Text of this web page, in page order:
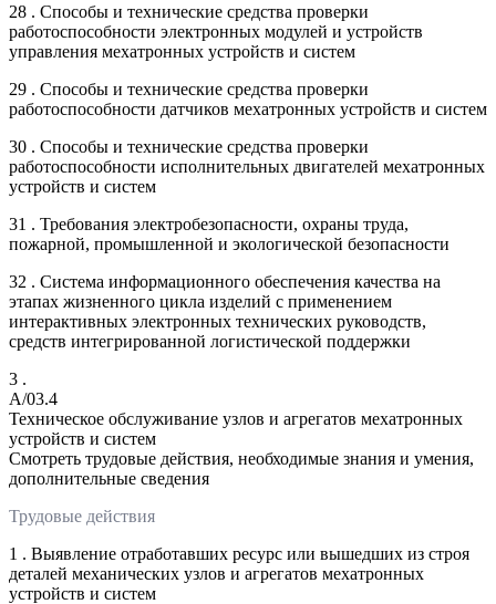
28 . Способы и технические средства проверки
работоспособности электронных модулей и устройств
управления мехатронных устройств и систем
29 . Способы и технические средства проверки
работоспособности датчиков мехатронных устройств и систем
30 . Способы и технические средства проверки
работоспособности исполнительных двигателей мехатронных
устройств и систем
31 . Требования электробезопасности, охраны труда,
пожарной, промышленной и экологической безопасности
32 . Система информационного обеспечения качества на
этапах жизненного цикла изделий с применением
интерактивных электронных технических руководств,
средств интегрированной логистической поддержки
3 .
A/03.4
Техническое обслуживание узлов и агрегатов мехатронных
устройств и систем
Смотреть трудовые действия, необходимые знания и умения,
дополнительные сведения
Трудовые действия
1 . Выявление отработавших ресурс или вышедших из строя
деталей механических узлов и агрегатов мехатронных
устройств и систем